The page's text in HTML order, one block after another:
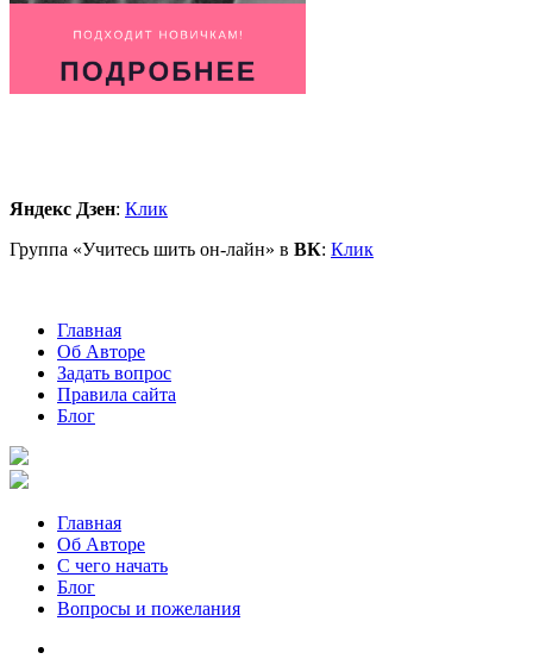
Яндекс Дзен: Клик
Группа «Учитесь шить он-лайн» в ВК: Клик
Главная
Об Авторе
Задать вопрос
Правила сайта
Блог
Главная
Об Авторе
С чего начать
Блог
Вопросы и пожелания